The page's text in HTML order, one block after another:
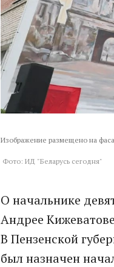
Изображение размещено на
Фото: ИД "Беларусь сегодня"
О начальнике
Андрее
В Пензенской
был назначен